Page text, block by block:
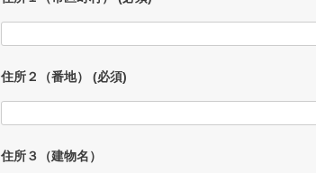
住所２（番地） (必須)
住所３（建物名）